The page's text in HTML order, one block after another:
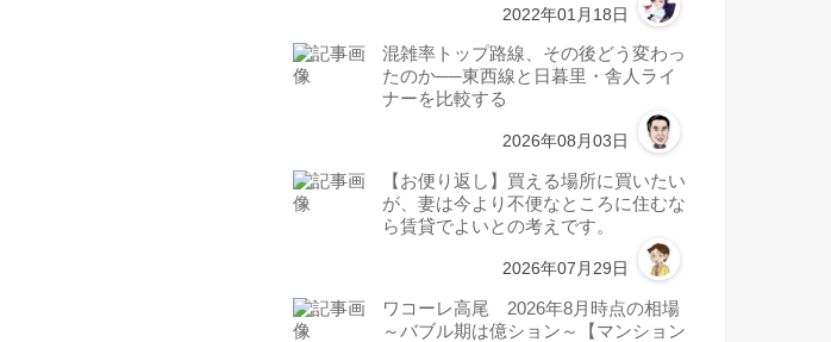
2022年01月18日
混雑率トップ路線、その後どう変わっ
たのか──東西線と日暮里・舎人ライ
ナーを比較する
2026年08月03日
【お便り返し】買える場所に買いたい
が、妻は今より不便なところに住むな
ら賃貸でよいとの考えです。
2026年07月29日
ワコーレ高尾 2026年8月時点の相場
～バブル期は億ション～【マンション